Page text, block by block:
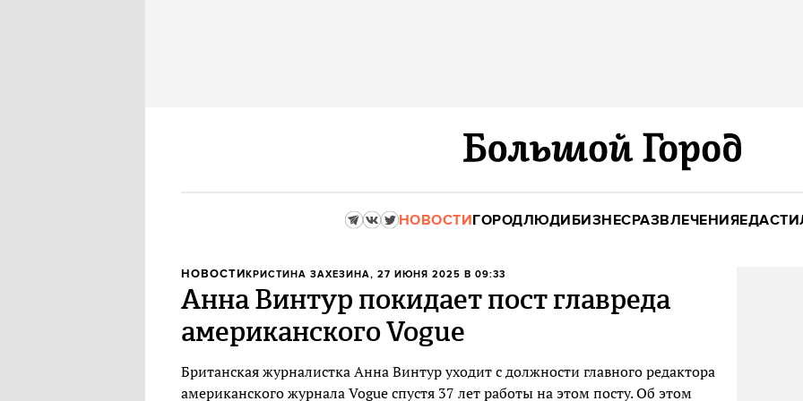
НОВОСТИГОРОДЛЮДИБИЗНЕСРАЗВЛЕЧЕНИЯЕДА
НОВОСТИКРИСТИНА ЗАХЕЗИНА, 27 ИЮНЯ 2025 В 09:33
Анна Винтур покидает пост главреда
американского Vogue
Британская журналистка Анна Винтур уходит с должности главного редактора
американского журнала Vogue спустя 37 лет работы на этом посту. Об этом